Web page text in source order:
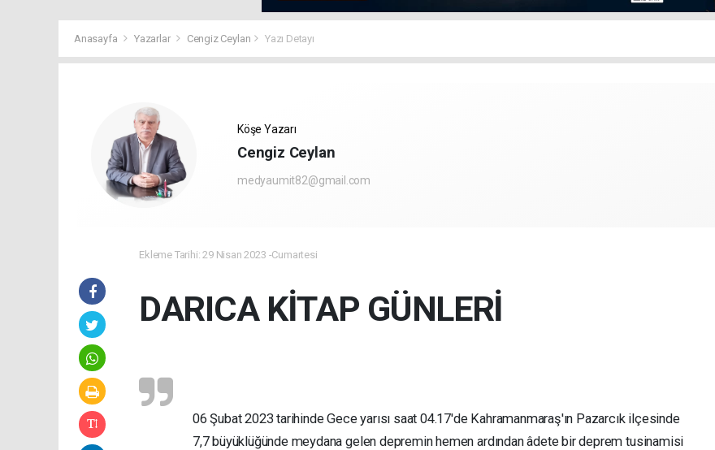
Anasayfa Yazarlar Cengiz Ceylan Yazı Detayı
Köşe Yazarı
Cengiz Ceylan
medyaumit82@gmail.com
Ekleme Tarihi: 29 Nisan 2023 -Cumartesi
DARICA KİTAP GÜNLERİ
06 Şubat2023 tarihinde Gece yarısı saat 04.17'de Kahramanmaraş'ın Pazarcık ilçesinde
7,7büyüklüğünde meydana gelen depremin hemen ardından âdete bir deprem tusinamisi